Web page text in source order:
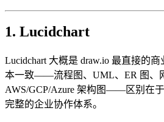
1. Lucidchart
Lucidchart 大概是 draw.io 最直接的
本一致——流程图、UML、ER 图、
AWS/GCP/Azure 架构图——区别在
完整的企业协作体系。